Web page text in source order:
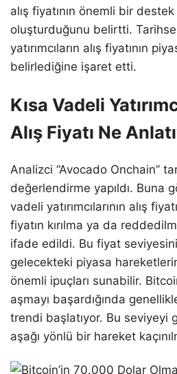
alış fiyatının önemli bir
oluşturduğunu belirtti.
yatırımcıların alış fiyatının
belirlediğine işaret etti.
Kısa Vadeli
Alış Fiyatı Ne
Analizci “Avocado Onchain”
değerlendirme yapıldı. Buna
vadeli yatırımcılarının alış
fiyatın kırılma ya da
ifade edildi. Bu fiyat
gelecekteki piyasa
önemli ipuçları sunabilir.
aşmayı başardığında
trendi başlatıyor. Bu seviyeyi
aşağı yönlü bir hareket